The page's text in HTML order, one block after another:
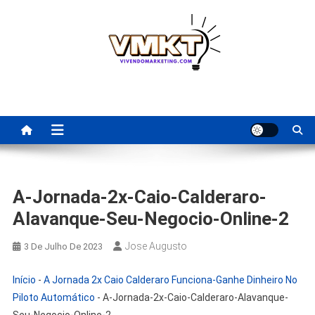
Para Revenda | Vivendo
Marketing
A-Jornada-2x-Caio-Calderaro-
Alavanque-Seu-Negocio-Online-2
3 De Julho De 2023 Jose Augusto
Início - A Jornada 2x Caio Calderaro Funciona-Ganhe Dinheiro No
Piloto Automático - A-Jornada-2x-Caio-Calderaro-Alavanque-